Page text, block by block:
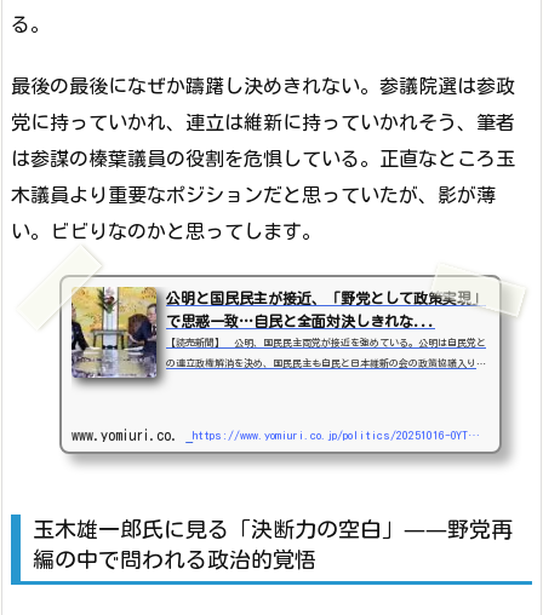
る。
最後の最後になぜか躊躇し決めきれない。参議院選は参政
党に持っていかれ、連立は維新に持っていかれそう、筆者
は参謀の榛葉議員の役割を危惧している。正直なところ玉
木議員より重要なポジションだと思っていたが、影が薄
い。ビビりなのかと思ってします。
公明と国民民主が接近、「野党として政策実現」
で思惑一致…自民と全面対決しきれな...
【読売新聞】 公明、国民民主両党が接近を強めている。公明は自民党と
の連立政権解消を決め、国民民主も自民と日本維新の会の政策協議入りを
www.yomiuri.co.jp https://www.yomiuri.co.jp/politics/20251016-OYT1T50223/
玉木雄一郎氏に見る「決断力の空白」——野党再
編の中で問われる政治的覚悟